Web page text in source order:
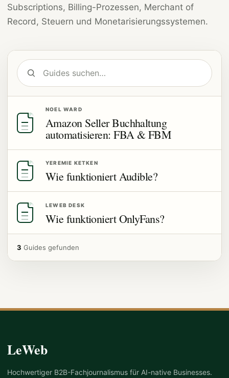
Subscriptions, Billing-Prozessen, Merchant of
Record, Steuern und Monetarisierungssystemen.
NOEL WARD
Amazon Seller Buchhaltung
automatisieren: FBA & FBM
YEREMIE KETKEN
Wie funktioniert Audible?
LEWEB DESK
Wie funktioniert OnlyFans?
3 Guides gefunden
LeWeb
Hochwertiger B2B-Fachjournalismus für AI-native Businesses.